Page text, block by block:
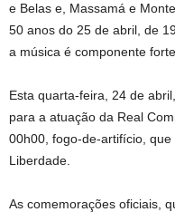
e Belas e, Massamá e
50 anos do 25 de abril, de
a música é componente forte.
Esta quarta-feira, 24 de
para a atuação da Real
00h00, fogo-de-artifício,
Liberdade.
As comemorações oficiais,